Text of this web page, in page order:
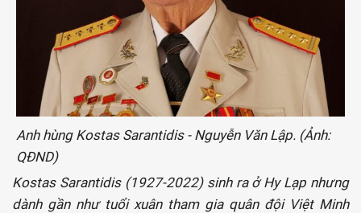
Anh hùng Kostas Sarantidis - Nguyễn Văn Lập. (Ảnh:
QĐND)
Kostas Sarantidis (1927-2022) sinh ra ở Hy Lạp nhưng
dành gần như tuổi xuân tham gia quân đội Việt Minh